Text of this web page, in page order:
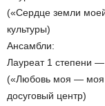
(«Сердце земли
культуры)
Ансамбли:
Лауреат 1 степени
(«Любовь моя — моя
досуговый центр)